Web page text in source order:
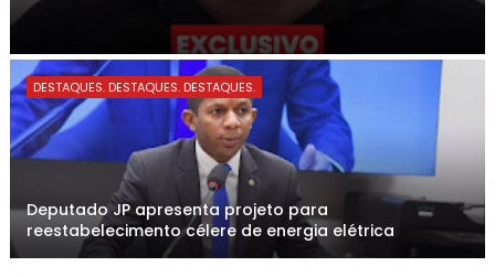
DESTAQUES. DESTAQUES. DESTAQUES.
Deputado JP apresenta projeto para
reestabelecimento célere de energia elétrica